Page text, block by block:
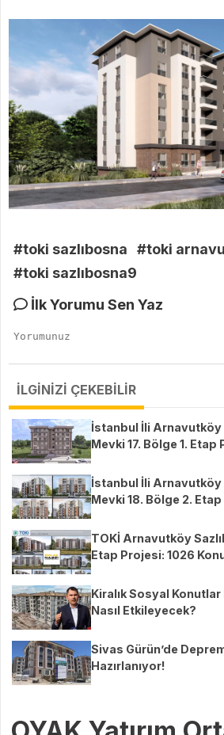
#toki sazlıbosna
#toki
#toki sazlıbosna9
İlk Yorumu Sen Yaz
İLGİNİZİ ÇEKEBİLİR
İstanbul İli Arnavutköy
Mevki 17. Bölge 1. Etap
İstanbul İli Arnavutköy
Mevki 18. Bölge 2.
TOKİ Arnavutköy
Etap Projesi: 1026
Kiralık Sosyal Konutlar
Nasıl Etkileyecek?
Sivas Gürün’de
Hazırlanıyor!